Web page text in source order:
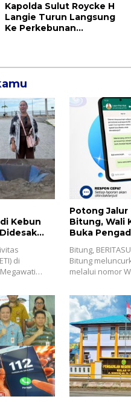
Kapolda Sulut Roycke H
Langie Turun Langsung
Ke Perkebunan
Kebun
di
Potong
Bitung, Wali
Buka
Bitung,
Bitung
melalui nomor